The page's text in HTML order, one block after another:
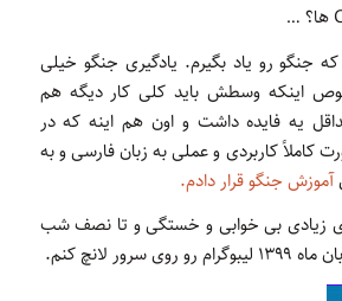
جنگو رو یاد بگیرم. یادگیری جنگو خیلی
اینکه وسطش باید کلی کار دیگه هم
یه فایده داشت و اون هم اینه که در
کاملاً کاربردی و عملی به زبان فارسی و به
آموزش جنگو قرار دادم.
زیادی بی خوابی و خستگی و تا نصف شب